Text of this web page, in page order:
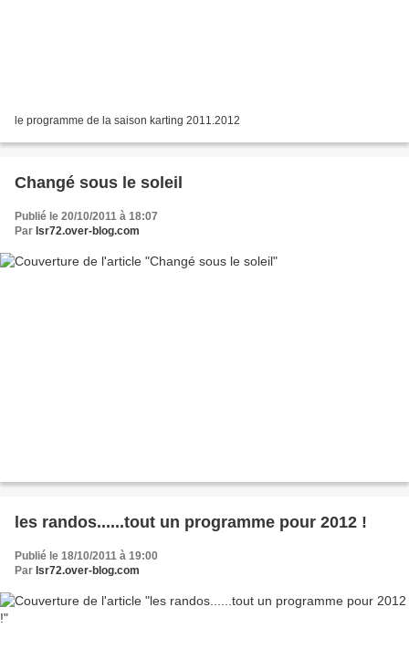
le programme de la saison karting 2011.2012
Changé sous le soleil
Publié le 20/10/2011 à 18:07
Par lsr72.over-blog.com
les randos......tout un programme pour 2012 !
Publié le 18/10/2011 à 19:00
Par lsr72.over-blog.com